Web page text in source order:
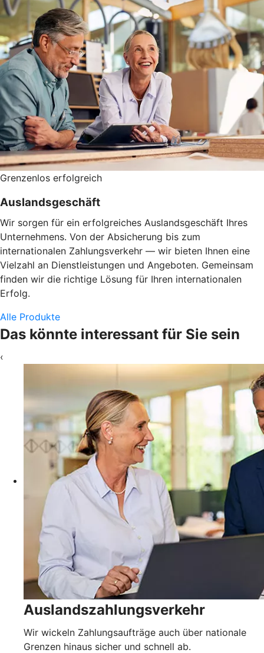
Grenzenlos erfolgreich
Auslandsgeschäft
Wir sorgen für ein erfolgreiches Auslandsgeschäft Ihres
Unternehmens. Von der Absicherung bis zum
internationalen Zahlungsverkehr — wir bieten Ihnen eine
Vielzahl an Dienstleistungen und Angeboten. Gemeinsam
finden wir die richtige Lösung für Ihren internationalen
Erfolg.
Alle Produkte
Das könnte interessant für Sie sein
‹
Auslandszahlungsverkehr
Wir wickeln Zahlungsaufträge auch über nationale
Grenzen hinaus sicher und schnell ab.